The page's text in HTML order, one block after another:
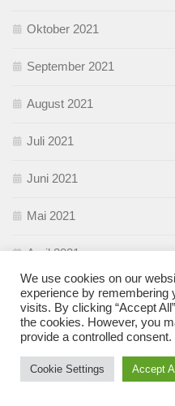
Oktober 2021
September 2021
August 2021
Juli 2021
Juni 2021
Mai 2021
April 2021
März 2021
Februar 2021
Januar 2021
We use cookies on our
experience by remembering
visits. By clicking “Accept
the cookies. However, you
provide a controlled consent.
Cookie Settings Accept All